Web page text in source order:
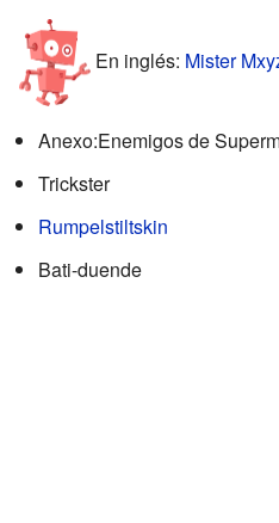
En inglés: Mister
Anexo:Enemigos de
Trickster
Rumpelstiltskin
Bati-duende